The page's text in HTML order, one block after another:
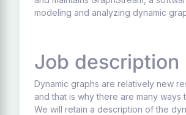
modeling and analyzing dynamic
Job description
Dynamic graphs are relatively new
and that is why there are many ways
We will retain a description of the